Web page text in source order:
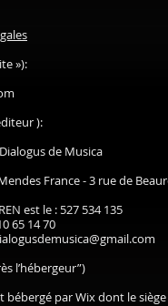
»):
):
de Musica
France - 3 rue de
est le : 527 534 135
65 14 70
l’hébergeur”)
par Wix dont le siège